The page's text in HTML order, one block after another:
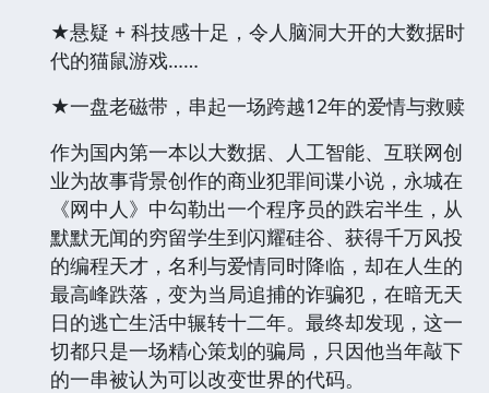
★悬疑 + 科技感十足，令人脑洞大开的大数据时
代的猫鼠游戏……
★一盘老磁带，串起一场跨越12年的爱情与救赎
作为国内第一本以大数据、人工智能、互联网创
业为故事背景创作的商业犯罪间谍小说，永城在
《网中人》中勾勒出一个程序员的跌宕半生，从
默默无闻的穷留学生到闪耀硅谷、获得千万风投
的编程天才，名利与爱情同时降临，却在人生的
最高峰跌落，变为当局追捕的诈骗犯，在暗无天
日的逃亡生活中辗转十二年。最终却发现，这一
切都只是一场精心策划的骗局，只因他当年敲下
的一串被认为可以改变世界的代码。